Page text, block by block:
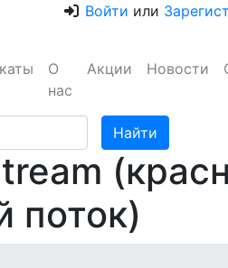
Войти или
О
нас
Акции Новости
поток)